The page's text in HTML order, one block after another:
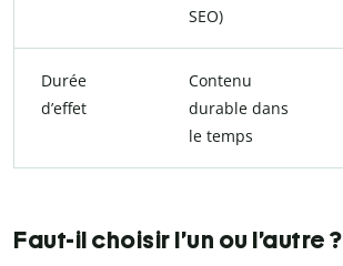
SEO)
Durée
d’effet
Contenu
durable dans
le temps
Faut-il choisir l’un ou l’autre ?